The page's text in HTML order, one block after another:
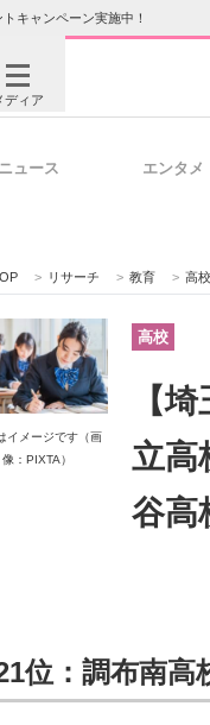
キャンペーン実施中！
ディア
ビジネスと働き方のヒント
ITエンジニア向け専門サイト
ちょっと気になるネットの話題
ニュース エンタメ
> リサーチ > 教育 > 高校
イメージです（画
像：PIXTA）
高校
【
立高
谷高
位：調布南高